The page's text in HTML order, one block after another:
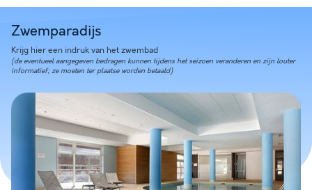
Zwemparadijs
Krijg hier een indruk van het zwembad
(de eventueel aangegeven bedragen kunnen tijdens het seizoen veranderen en zijn louter
informatief; ze moeten ter plaatse worden betaald)